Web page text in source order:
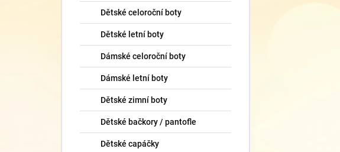
Dětské celoroční boty
Dětské letní boty
Dámské celoroční boty
Dámské letní boty
Dětské zimní boty
Dětské bačkory / pantofle
Dětské capáčky